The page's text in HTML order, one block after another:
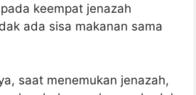
keempat jenazah
ada sisa makanan sama
saat menemukan jenazah,